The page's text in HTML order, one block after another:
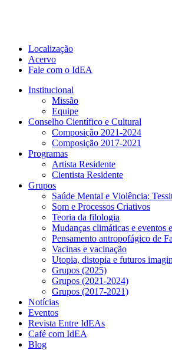
Localização
Acervo
Fale com o IdEA
Institucional
Missão
Equipe
Conselho Científico e Cultural
Composição 2021-2024
Composição 2017-2021
Programas
Artista Residente
Cientista Residente
Grupos
Saúde Mental e Violência:
Som e Processos Criativos
Teoria da filologia
Mudanças climáticas e eventos
Pensamento antropofágico de
Vacinas e vacinação
Utopia, distopia e futuros
Grupos (2025)
Grupos (2021-2024)
Grupos (2017-2021)
Notícias
Eventos
Revista Entre IdEAs
Café com IdEA
Blog